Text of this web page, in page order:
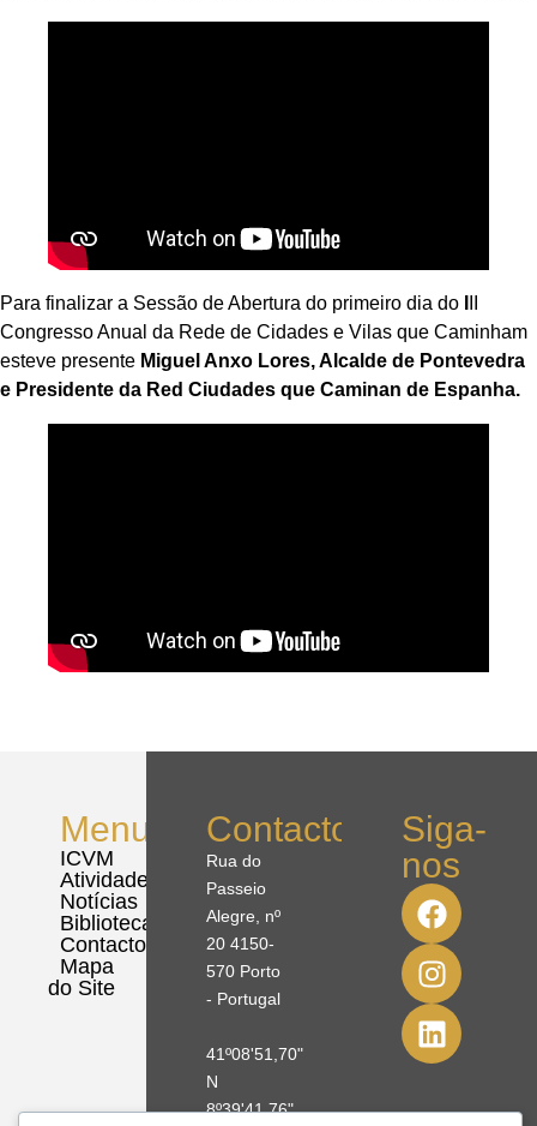
Para finalizar a Sessão de Abertura do primeiro dia do
Congresso Anual da Rede de Cidades e Vilas que Caminham
esteve presente Miguel Anxo Lores, Alcalde de Pontevedra
e Presidente da Red Ciudades que Caminan de Espanha.
Menu
ICVM
Atividades
Notícias
Biblioteca
Contactos
Mapa
do Site
Contactos
Rua do
Passeio
Alegre, nº
20 4150-
570 Porto
- Portugal
41º08'51,70"
N
8º39'41,76"
Siga-
nos